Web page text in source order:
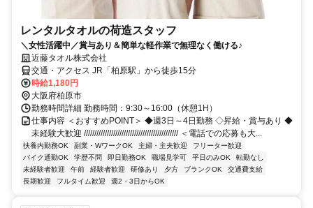
レンタルタオルの荷造スタッフ
＼女性活躍中／賞与あり＆簡単な軽作業で無理なく働ける♪
近藤タオル株式会社
交通・アクセス JR「柏原駅」から徒歩15分
時給1,180円
大阪府柏原市
勤務時間詳細 勤務時間：9:30～16:00（休憩1H）
仕事内容 ＜おすすめPOINT＞ ◆週3日～4日勤務 ◇昇給・賞与あり ◆
未経験大歓迎 ///////////////////////////////////////////// ＜電話での応募も大...
扶養内勤務OK 副業・WワークOK 主婦・主夫歓迎
フリーター歓迎
バイク通勤OK
学歴不問 即日勤務OK 職場見学可 平日のみOK
転勤なし
未経験者歓迎
午前 経験者歓迎 研修あり 夕方 ブランクOK
交通費支給
長期歓迎
フルタイム歓迎 週2・3日からOK